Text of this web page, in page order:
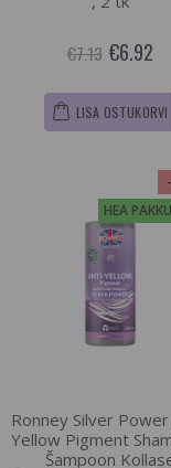
€7.13 €6.92
LISA OSTUKORVI
HEA
Ronney Silver
Yellow Pigment
Šampoon